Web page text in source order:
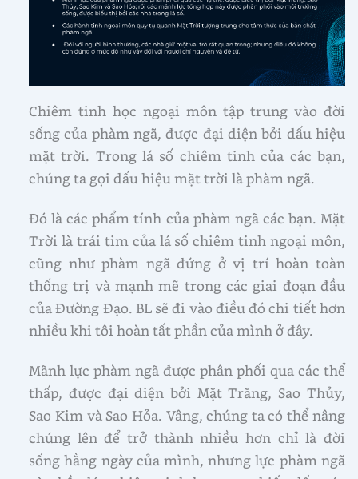
Chiêm tinh học ngoại môn tập trung vào đời
sống của phàm ngã, được đại diện bởi dấu hiệu
mặt trời. Trong lá số chiêm tinh của các bạn,
chúng ta gọi dấu hiệu mặt trời là phàm ngã.
Đó là các phẩm tính của phàm ngã các bạn. Mặt
Trời là trái tim của lá số chiêm tinh ngoại môn,
cũng như phàm ngã đứng ở vị trí hoàn toàn
thống trị và mạnh mẽ trong các giai đoạn đầu
của Đường Đạo. BL sẽ đi vào điều đó chi tiết hơn
nhiều khi tôi hoàn tất phần của mình ở đây.
Mãnh lực phàm ngã được phân phối qua các thể
thấp, được đại diện bởi Mặt Trăng, Sao Thủy,
Sao Kim và Sao Hỏa. Vâng, chúng ta có thể nâng
chúng lên để trở thành nhiều hơn chỉ là đời
sống hằng ngày của mình, nhưng lực phàm ngã